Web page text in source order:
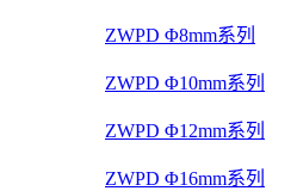
ZWPD Φ8mm系列
ZWPD Φ10mm系列
ZWPD Φ12mm系列
ZWPD Φ16mm系列